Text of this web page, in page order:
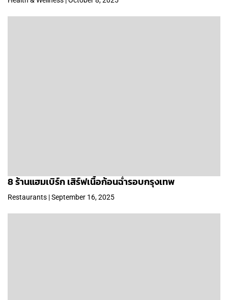
8 ร้านแฮมเบิร์ก เสิร์ฟเนื้อก้อนฉ่ำรอบกรุงเทพ
Restaurants | September 16, 2025